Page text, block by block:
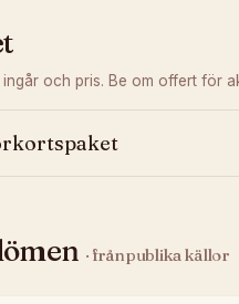
ingår och pris. Be om offert för
· från publika källor